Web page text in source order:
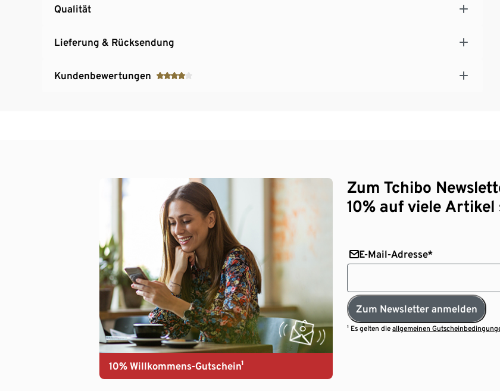
Qualität
Lieferung & Rücksendung
Kundenbewertungen
10% Willkommens-Gutschein¹
Zum Tchibo
10% auf viele Artikel
E-Mail-Adresse*
Zum Newsletter anmelden
¹ Es gelten dieallgemeinen